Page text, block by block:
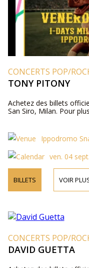
CONCERTS POP/
TONY PITONY
Achetez des billets
San Siro, Milan. Pour
Ippodromo
ven. 04
BILLETS VOIR
CONCERTS POP/
DAVID GUETTA